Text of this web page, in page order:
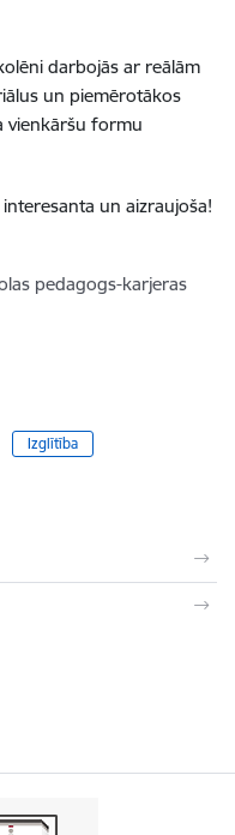
darbojās ar reālām
un piemērotākos
vienkāršu formu
un aizraujoša!
pedagogs-karjeras
Izglītība